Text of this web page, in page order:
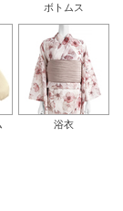
ボトムス
浴衣